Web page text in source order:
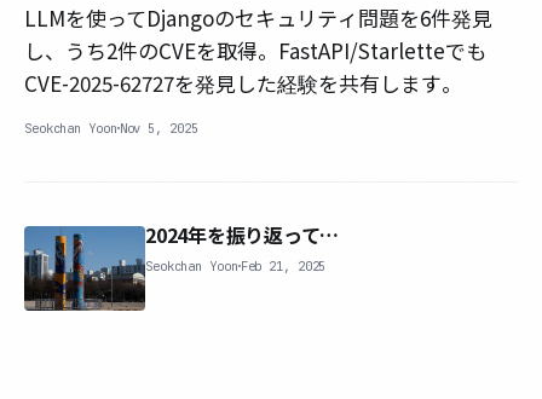
LLMを使ってDjangoのセキュリティ問題を6件発見
し、うち2件のCVEを取得。FastAPI/Starletteでも
CVE-2025-62727を発見した経験を共有します。
Seokchan YoonNov 5, 2025
2024年を振り返って…
Seokchan YoonFeb 21, 2025